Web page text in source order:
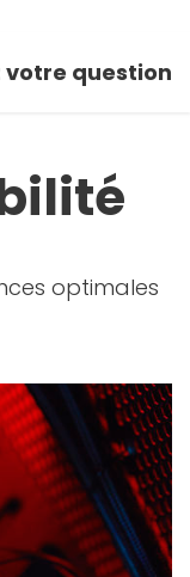
votre question
optimales